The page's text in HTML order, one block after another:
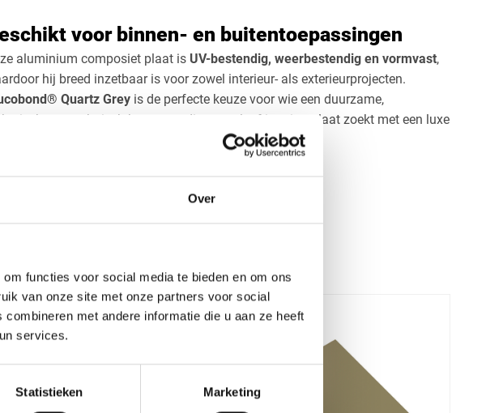
Over
functies voor social media te bieden en om ons
van onze site met onze partners voor social
met andere informatie die u aan ze heeft
services.
Statistieken Marketing
voor binnen- en buitentoepassingen
aluminium composiet plaat is UV-bestendig, weerbestendig en vormvast,
hij breed inzetbaar is voor zowel interieur- als exterieurprojecten.
Quartz Grey is de perfecte keuze voor wie een duurzame,
en technisch hoogwaardige gevel- of interieurplaat zoekt met een luxe
kopen